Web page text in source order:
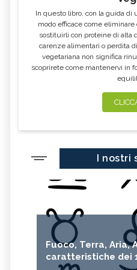
In questo libro, con la guida di
modo efficace come
sostituirli con proteine di alta
carenze alimentari o perdita
vegetariana non significa
scoprirete come mantenervi in
I nostri
Fuoco, Terra, Aria,
caratteristiche dei